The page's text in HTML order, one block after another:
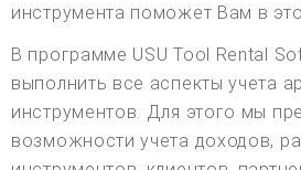
инструмента поможет Вам в
В программе USU Tool Rental
выполнить все аспекты учета
инструментов. Для этого мы
возможности учета доходов,